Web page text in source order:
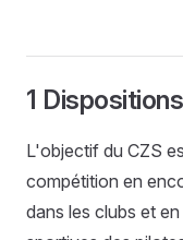
1
L'objectif du CZS
compétition en
dans les clubs et